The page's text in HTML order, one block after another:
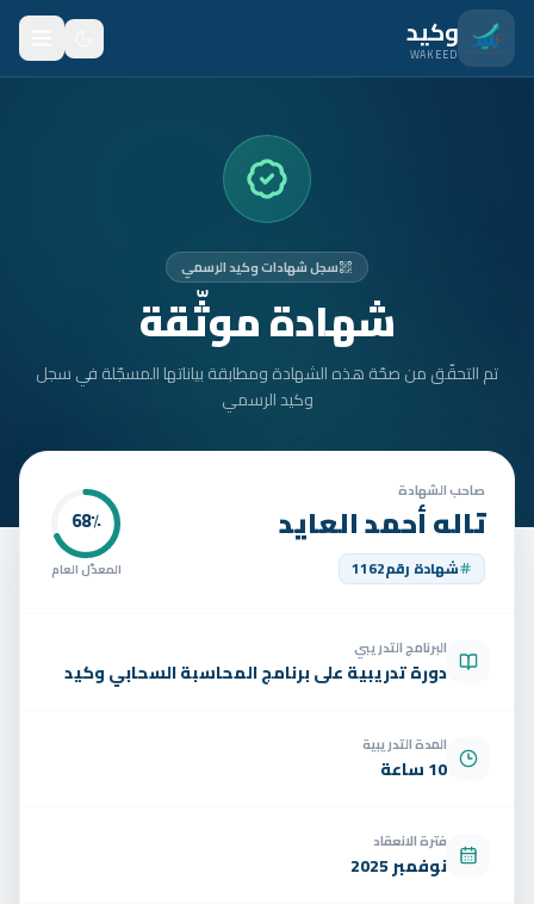
انتقل للمحتوى الرئيسي
وكيد
WAKEED
المتدربون
الأمان
تواصل
الوظائف
سجل شهادات وكيد الرسمي
شهادة موثّقة
تم التحقّق من صحّة هذه الشهادة ومطابقة بياناتها المسجّلة في سجل
وكيد الرسمي
صاحب الشهادة
تاله أحمد العايد
شهادة رقم1162
68٪
المعدّل العام
البرنامج التدريبي
دورة تدريبية على برنامج المحاسبة السحابي وكيد
المدة التدريبية
10 ساعة
فترة الانعقاد
نوفمبر 2025